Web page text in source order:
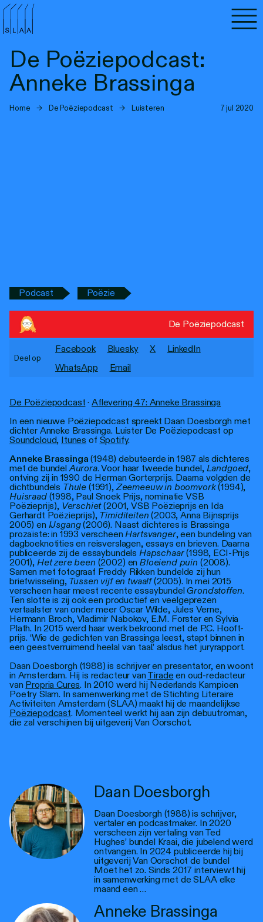
De Poëziepodcast:
Anneke Brassinga
Home → De Poëziepodcast → Luisteren 7 jul 2020
De Poëziepodcast · Aflevering 47: Anneke Brassinga
In een nieuwe Poëziepodcast spreekt Daan Doesborgh met
dichter Anneke Brassinga. Luister De Poëziepodcast op
Soundcloud, Itunes of Spotify.
Anneke Brassinga (1948) debuteerde in 1987 als dichteres
met de bundelAurora. Voor haar tweede bundel, Landgoed,
ontving zij in 1990 de Herman Gorterprijs. Daarna volgden de
dichtbundels Thule (1991),Zeemeeuw in boomvork(1994),
Huisraad(1998, Paul Snoek Prijs, nominatie VSB
Poëzieprijs), Verschiet(2001, VSB Poëzieprijs en Ida
Gerhardt Poëzieprijs), Timiditeiten (2003, Anna Bijnsprijs
2005) en IJsgang(2006). Naast dichteres is Brassinga
prozaïste: in 1993 verscheenHartsvanger, een bundeling van
dagboeknotities en reisverslagen, essays en brieven. Daarna
publiceerde zij de essaybundels Hapschaar(1998, ECI-Prijs
2001), Het zere been (2002) enBloeiend puin (2008).
Samen met fotograaf Freddy Rikken bundelde zij hun
briefwisseling, Tussen vijf en twaalf(2005). In mei 2015
verscheen haar meest recente essaybundelGrondstoffen.
Ten slotte is zij ook een productief en veelgeprezen
vertaalster van onder meer Oscar Wilde, Jules Verne,
Hermann Broch, Vladimir Nabokov, E.M. Forster en Sylvia
Plath. In 2015 werd haar werk bekroond met de P.C. Hooft-
prijs. ‘Wie de gedichten van Brassinga leest, stapt binnen in
een geestverruimend heelal van taal.’ alsdus het juryrapport.
Daan Doesborgh (1988) is schrijver en presentator, en woont
in Amsterdam. Hij is redacteur vanTirade en oud-redacteur
van Propria Cures. In 2010 werd hij Nederlands Kampioen
Poetry Slam. In samenwerking met de Stichting Literaire
Activiteiten Amsterdam (SLAA) maakt hij de maandelijkse
Poëziepodcast. Momenteel werkt hij aan zijn debuutroman,
die zal verschijnen bij uitgeverij Van Oorschot.
Podcast Poëzie
De Poëziepodcast
Deel op
Facebook Bluesky X
LinkedIn
WhatsApp
Email
Daan Doesborgh
Daan Doesborgh (1988) is schrijver,
vertaler en podcastmaker. In 2020
verscheen zijn vertaling van Ted
Hughes’ bundel Kraai, die jubelend werd
ontvangen. In 2024 publiceerde hij bij
uitgeverij Van Oorschot de bundel
Moet het zo. Sinds 2017 interviewt hij
in samenwerking met de SLAA elke
maand een …
Anneke Brassinga
Agenda
Programma's
Lezen
Toegankelijkheid
Stadsdichter